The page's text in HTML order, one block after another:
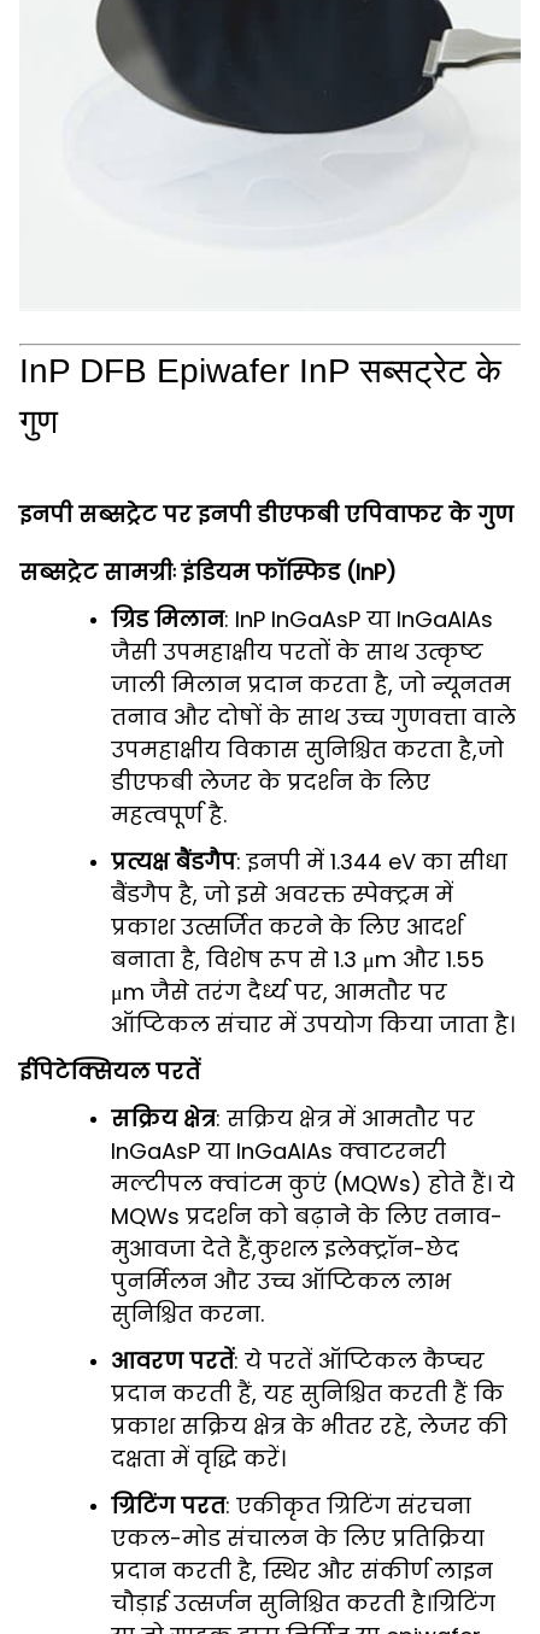
InP DFB Epiwafer InP सब्सट्रेट के
गुण
इनपी सब्सट्रेट पर इनपी डीएफबी एपिवाफर के गुण
सब्सट्रेट सामग्रीः इंडियम फॉस्फिड (InP)
ग्रिड मिलान: InP InGaAsP या InGaAlAs
जैसी उपमहाक्षीय परतों के साथ उत्कृष्ट
जाली मिलान प्रदान करता है, जो न्यूनतम
तनाव और दोषों के साथ उच्च गुणवत्ता वाले
उपमहाक्षीय विकास सुनिश्चित करता है,जो
डीएफबी लेजर के प्रदर्शन के लिए
महत्वपूर्ण है.
प्रत्यक्ष बैंडगैप: इनपी में 1.344 eV का सीधा
बैंडगैप है, जो इसे अवरक्त स्पेक्ट्रम में
प्रकाश उत्सर्जित करने के लिए आदर्श
बनाता है, विशेष रूप से 1.3 μm और 1.55
μm जैसे तरंग दैर्ध्य पर, आमतौर पर
ऑप्टिकल संचार में उपयोग किया जाता है।
ईपिटेक्सियल परतें
सक्रिय क्षेत्र: सक्रिय क्षेत्र में आमतौर पर
InGaAsP या InGaAlAs क्वाटरनरी
मल्टीपल क्वांटम कुएं (MQWs) होते हैं। ये
MQWs प्रदर्शन को बढ़ाने के लिए तनाव-
मुआवजा देते हैं,कुशल इलेक्ट्रॉन-छेद
पुनर्मिलन और उच्च ऑप्टिकल लाभ
सुनिश्चित करना.
आवरण परतें: ये परतें ऑप्टिकल कैप्चर
प्रदान करती हैं, यह सुनिश्चित करती हैं कि
प्रकाश सक्रिय क्षेत्र के भीतर रहे, लेजर की
दक्षता में वृद्धि करें।
ग्रिटिंग परत: एकीकृत ग्रिटिंग संरचना
एकल-मोड संचालन के लिए प्रतिक्रिया
प्रदान करती है, स्थिर और संकीर्ण लाइन
चौड़ाई उत्सर्जन सुनिश्चित करती है।ग्रिटिंग